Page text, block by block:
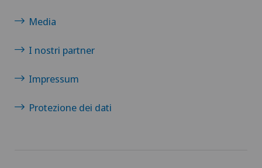
Media
I nostri partner
Impressum
Protezione dei dati